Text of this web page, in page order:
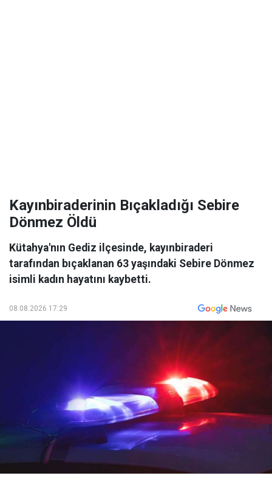
Kayınbiraderinin Bıçakladığı Sebire
Dönmez Öldü
Kütahya'nın Gediz ilçesinde, kayınbiraderi
tarafından bıçaklanan 63 yaşındaki Sebire Dönmez
isimli kadın hayatını kaybetti.
08.08.2026 17:29